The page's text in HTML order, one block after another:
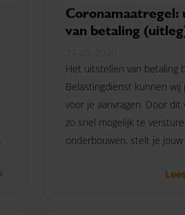
Coronamaatregel:
van betaling
Het uitstellen van betaling
Belastingdienst kunnen wij
voor je aanvragen. Door dit
zo snel mogelijk te
onderbouwen, stelt je
melden van